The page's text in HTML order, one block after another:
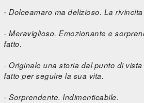
- Dolceamaro ma delizioso. La
- Meraviglioso. Emozionante e
fatto.
- Originale una storia dal punto di
fatto per seguire la sua vita.
- Sorprendente. Indimenticabile.